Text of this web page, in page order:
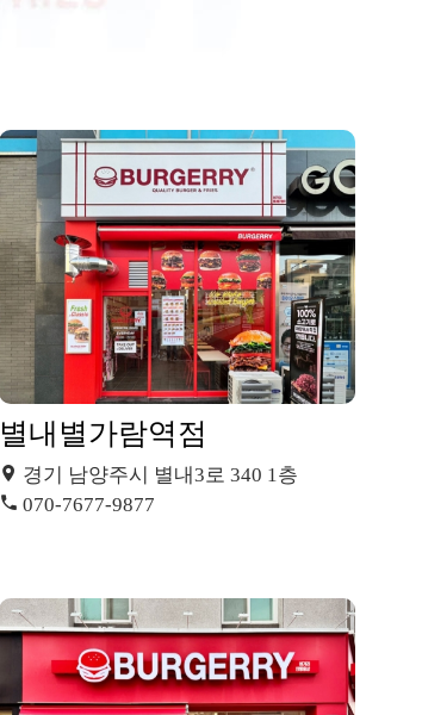
별내별가람역점
경기 남양주시 별내3로 340 1층
070-7677-9877